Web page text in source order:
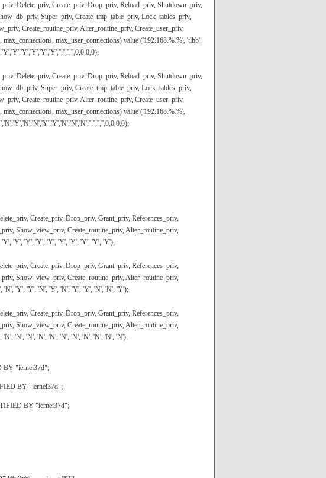
Delete_priv, Create_priv, Drop_priv, Reload_priv, Shutdown_priv,
Super_priv, Create_tmp_table_priv, Lock_tables_priv,
Create_routine_priv, Alter_routine_priv, Create_user_priv,
max_user_connections) value ('192.168.%.%', 'tlbb',
Delete_priv, Create_priv, Drop_priv, Reload_priv, Shutdown_priv,
Super_priv, Create_tmp_table_priv, Lock_tables_priv,
Create_routine_priv, Alter_routine_priv, Create_user_priv,
max_user_connections) value ('192.168.%.%',
Create_priv, Drop_priv, Grant_priv, References_priv,
Show_view_priv, Create_routine_priv, Alter_routine_priv,
'Y', 'Y', 'Y', 'Y', 'Y', 'Y', 'Y', 'Y', 'Y', 'Y');
Create_priv, Drop_priv, Grant_priv, References_priv,
Show_view_priv, Create_routine_priv, Alter_routine_priv,
'N', 'Y', 'Y', 'N', 'Y', 'N', 'Y', 'Y', 'N', 'N', 'Y');
Create_priv, Drop_priv, Grant_priv, References_priv,
Show_view_priv, Create_routine_priv, Alter_routine_priv,
'N', 'N', 'N', 'N', 'N', 'N', 'N', 'N', 'N', 'N', 'N');
BY "iernei37d";
BY "iernei37d";
BY "iernei37d";